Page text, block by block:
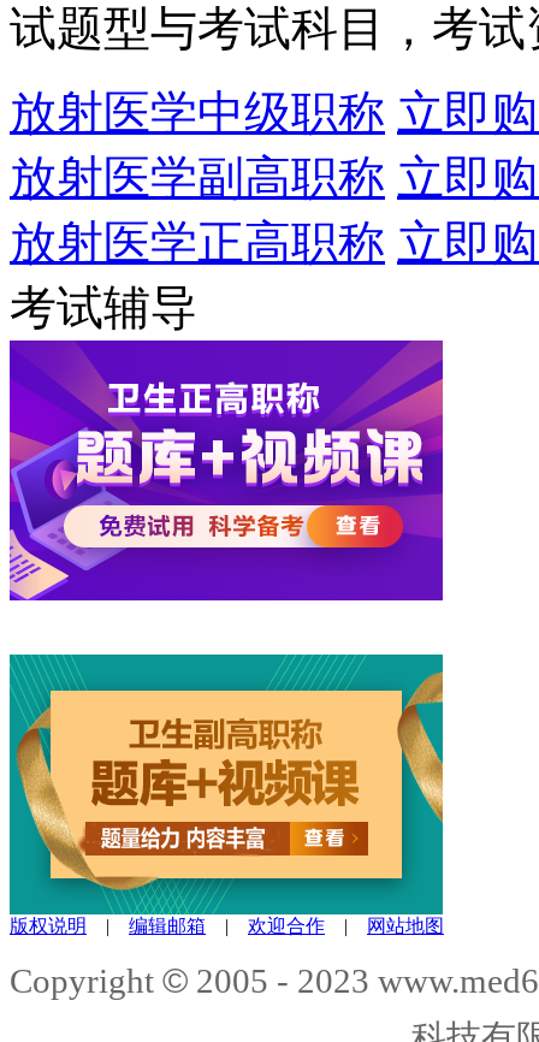
试题型与考试科目，考
放射医学中级职称 立即
放射医学副高职称 立即
放射医学正高职称 立即
考试辅导
版权说明 | 编辑邮箱 | 欢迎合作 | 网站地图
Copyright © 2005 - 2023